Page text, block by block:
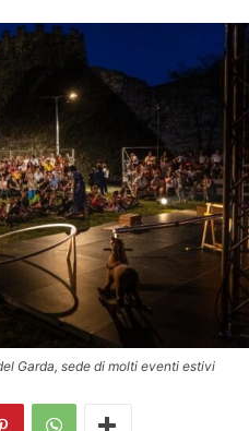
Garda, sede di molti eventi estivi